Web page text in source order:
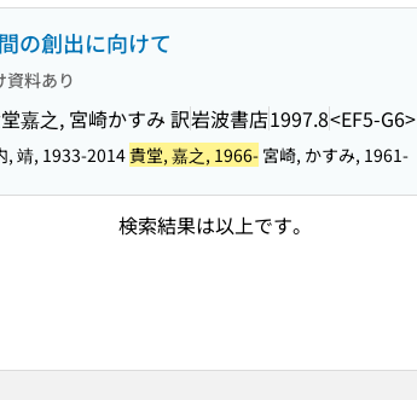
の創出に向けて
資料あり
嘉之, 宮崎かすみ 訳岩波書店1997.8<EF5-G6>
, 靖, 1933-2014貴堂, 嘉之, 1966- 宮崎, かすみ, 1961-
検索結果は以上です。